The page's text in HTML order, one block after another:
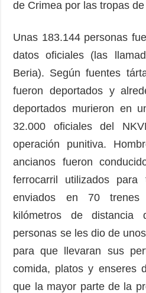
de Crimea por las tropas de
Unas 183.144 personas
datos oficiales (las
Beria). Según fuentes
fueron deportados y
deportados murieron en
32.000 oficiales del
operación punitiva.
ancianos fueron
ferrocarril utilizados para
enviados en 70
kilómetros de
personas se les dio de
para que llevaran sus
comida, platos y enseres
que la mayor parte de la